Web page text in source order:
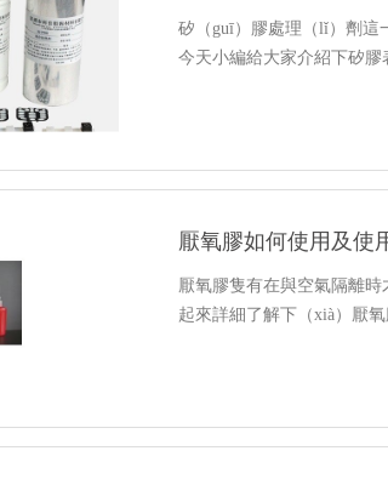
矽（guī）膠處理（lǐ）劑這
今天小編給大家介紹下矽膠
厭氧膠如何使用及使
厭氧膠隻有在與空氣隔離
起來詳細了解下（xià）厭